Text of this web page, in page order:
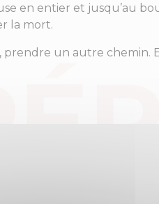
en entier et jusqu’au
la mort.
prendre un autre chemin.